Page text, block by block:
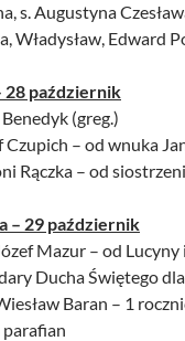
s. Augustyna
Władysław, Edward
28 październik
(greg.)
Czupich – od wnuka
Rączka – od
– 29 październik
Mazur – od
Ducha Świętego
Baran – 1
parafian